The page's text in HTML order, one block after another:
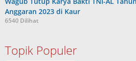
Anggaran 2023 di Kaur
6540 Dilihat
Topik Populer